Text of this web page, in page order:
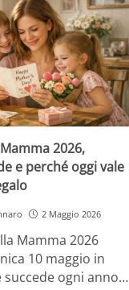
2026,
e perché oggi vale
2 Maggio 2026
Mamma 2026
10 maggio in
succede ogni anno…